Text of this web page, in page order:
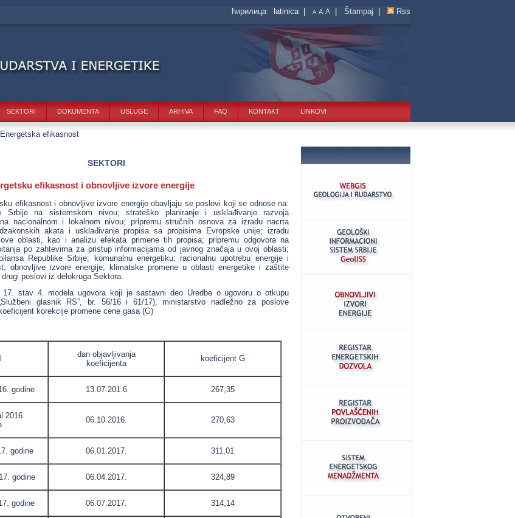
ћирилицаlatinica | A A A Štampaj Rss
SEKTORI DOKUMENTA USLUGE ARHIVA FAQ KONTAKT LINKOVI
efikasnost
SEKTORI
efikasnost i obnovlјive izvore energije
efikasnost i obnovljive izvore energije obavljaju se poslovi koji se odnose na:
Srbije na sistemskom nivou; strateško planiranje i usklađivanje razvoja
nacionalnom i lokalnom nivou; pripremu stručnih osnova za izradu nacrta
akata i usklađivanje propisa sa propisima Evropske unije; izradu
oblasti, kao i analizu efekata primene tih propisa; pripremu odgovora na
po zahtevima za pristup informacijama od javnog značaja u ovoj oblasti;
Republike Srbije; komunalnu energetiku; racionalnu upotrebu energije i
obnovljive izvore energije; klimatske promene u oblasti energetike i zaštite
poslovi iz delokruga Sektora.
stav 4. modela ugovora koji je sastavni deo Uredbe o ugovoru o otkupu
glasnik RS”, br. 56/16 i 61/17), ministarstvo nadležno za poslove
korekcije promene cene gasa (G)
dan objavljivanja
koeficijenta
koeficijent G
godine 13.07.201.6 267,35
2016.
06.10.2016. 270,63
godine 06.01.2017. 311,01
godine 06.04.2017. 324,89
godine 06.07.2017. 314,14